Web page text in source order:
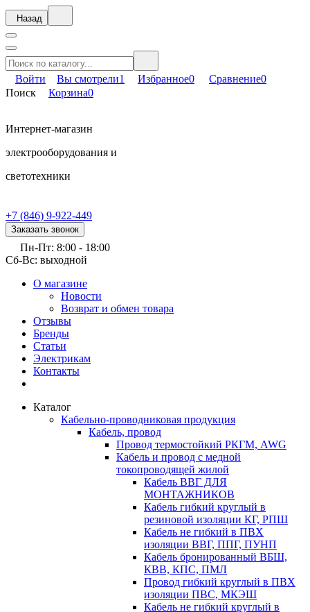
Назад
Войти Вы смотрели1 Избранное0 Сравнение0
Поиск
Корзина0
Интернет-магазин
электрооборудования и
светотехники
+7 (846) 9-922-449
Заказать звонок
Пн-Пт: 8:00 - 18:00
Сб-Вс: выходной
О магазине
Новости
Возврат и обмен товара
Отзывы
Бренды
Статьи
Электрикам
Контакты
Каталог
Кабельно-проводниковая продукция
Кабель, провод
Провод термостойкий РКГМ, AWG
Кабель и провод с медной
токопроводящей жилой
Кабель ВВГ ДЛЯ
МОНТАЖНИКОВ
Кабель гибкий круглый в
резиновой изоляции КГ, РПШ
Кабель не гибкий в ПВХ
изоляции ВВГ, ППГ, ПУНП
Кабель бронированный ВБШ,
КВВ, КПС, ПМЛ
Провод гибкий круглый в ПВХ
изоляции ПВС, МКЭШ
Кабель не гибкий круглый в